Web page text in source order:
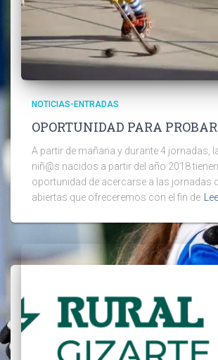
NOTICIAS-ENTRADAS
OPORTUNIDAD PARA PROBAR
A partir de mañana y durante 4 jornadas,
niñ@s nacidos a partir del año 2018
oportunidad de acercarse a las jornadas
abiertas que ofreceremos con el fin de